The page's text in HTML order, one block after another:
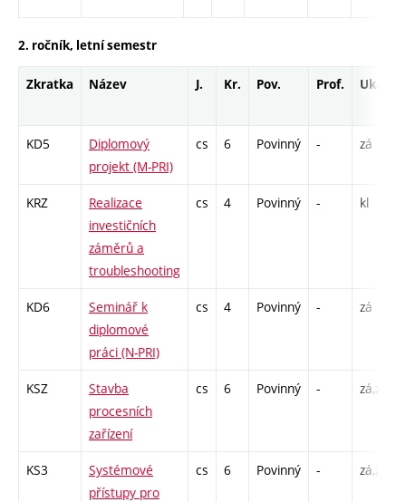
2. ročník, letní semestr
Zkratka Název J. Kr. Pov. Prof. Uk.
KD5
Diplomový
projekt (M-PRI)
cs 6 Povinný - zá
KRZ
Realizace
investičních
záměrů a
troubleshooting
cs 4 Povinný - kl
KD6
Seminář k
diplomové
práci (N-PRI)
cs 4 Povinný - zá
KSZ
Stavba
procesních
zařízení
cs 6 Povinný - zá,zk
KS3
Systémové
přístupy pro
cs 6 Povinný - zá,zk